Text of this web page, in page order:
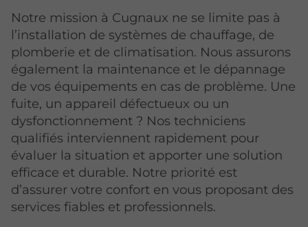
Notre mission à Cugnaux ne se limite pas à
l’installation de systèmes de chauffage, de
plomberie et de climatisation. Nous assurons
également la maintenance et le dépannage
de vos équipements en cas de problème. Une
fuite, un appareil défectueux ou un
dysfonctionnement ? Nos techniciens
qualifiés interviennent rapidement pour
évaluer la situation et apporter une solution
efficace et durable. Notre priorité est
d’assurer votre confort en vous proposant des
services fiables et professionnels.